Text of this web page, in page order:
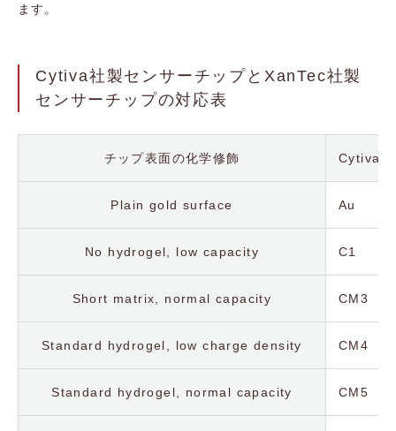
ます。
Cytiva社製センサーチップとXanTec社製
センサーチップの対応表
チップ表面の化学修飾 Cytiva社
Plain gold surface Au
No hydrogel, low capacity C1
Short matrix, normal capacity CM3
Standard hydrogel, low charge density CM4
Standard hydrogel, normal capacity CM5